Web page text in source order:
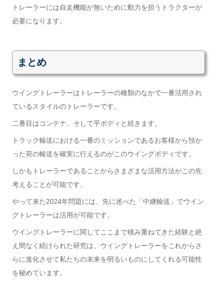
トレーラーには自走機能が無いために動力を担うトラクターが
必要になります。
まとめ
ウイングトレーラーはトレーラーの種類のなかで一番活用され
ているスタイルのトレーラーです。
二番目はコンテナ、そして平ボディと続きます。
トラック輸送における一番のミッションであるお客様から預か
った荷の輸送を確実に行えるのがこのウイングボディです。
しかもトレーラーであることからさまざまな活用方法がこの先
考えることが可能です。
やって来た2024年問題には、先に述べた「中継輸送」でウイン
グトレーラーは活用が可能です。
ウイングトレーラーに関してここまで積み重ねてきた経験と絶
え間なく続けられた研究は、ウイングトレーラーをこれからさ
らに進化させて私たちの未来を明るいものにしてくれる可能性
を秘めています。